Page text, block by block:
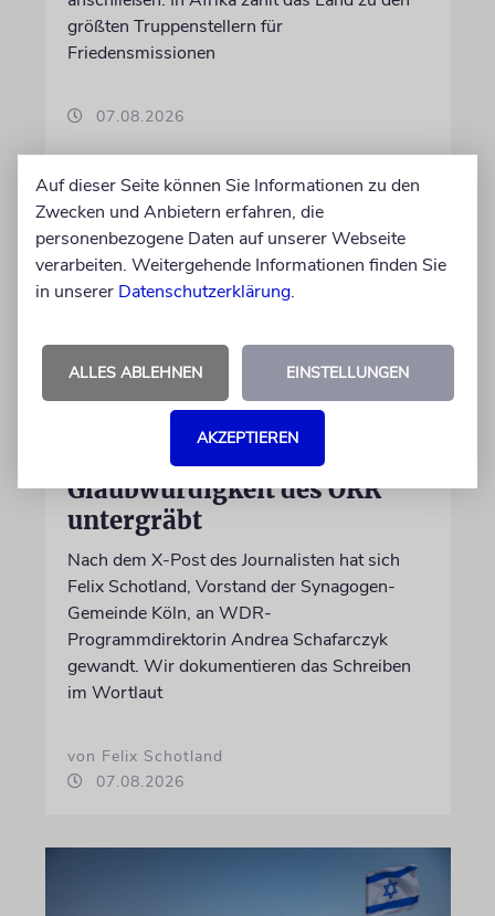
größten Truppenstellern für
Friedensmissionen
07.08.2026
Wie Georg Restle die
Glaubwürdigkeit des ÖRR
untergräbt
Nach dem X-Post des Journalisten hat sich
Felix Schotland, Vorstand der Synagogen-
Gemeinde Köln, an WDR-
Programmdirektorin Andrea Schafarczyk
gewandt. Wir dokumentieren das Schreiben
im Wortlaut
von Felix Schotland
07.08.2026
Auf dieser Seite können Sie Informationen zu den
Zwecken und Anbietern erfahren, die
personenbezogene Daten auf unserer Webseite
verarbeiten. Weitergehende Informationen finden Sie
in unserer Datenschutzerklärung.
ALLES ABLEHNEN EINSTELLUNGEN
AKZEPTIEREN